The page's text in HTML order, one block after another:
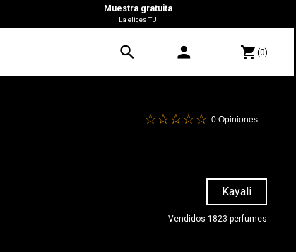
Muestra gratuita
La eliges TU
search person shopping_cart(0)
0 Opiniones
Kayali
Vendidos 1823 perfumes